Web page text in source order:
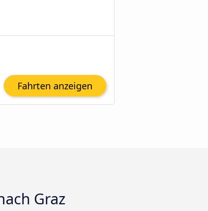
Fahrten anzeigen
Graz